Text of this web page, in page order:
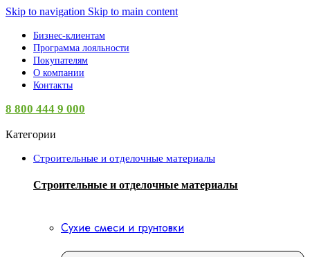
Skip to navigation Skip to main content
Бизнес-клиентам
Программа лояльности
Покупателям
О компании
Контакты
8 800 444 9 000
Категории
Строительные и отделочные материалы
Строительные и отделочные материалы
Сухие смеси и грунтовки